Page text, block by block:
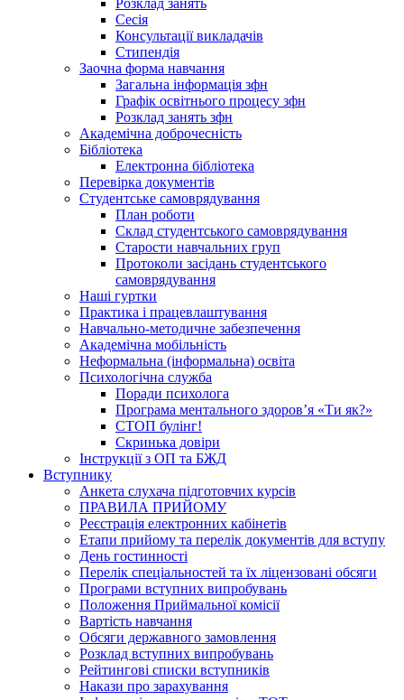
Розклад занять
Сесія
Консультації викладачів
Стипендія
Заочна форма навчання
Загальна інформація зфн
Графік освітнього процесу зфн
Розклад занять зфн
Академічна доброчесність
Бібліотека
Електронна бібліотека
Перевірка документів
Студентське самоврядування
План роботи
Склад студентського самоврядування
Старости навчальних груп
Протоколи засідань студентського
самоврядування
Наші гуртки
Практика і працевлаштування
Навчально-методичне забезпечення
Академічна мобільність
Неформальна (інформальна) освіта
Психологічна служба
Поради психолога
Програма ментального здоров’я «Ти як?»
СТОП булінг!
Скринька довіри
Інструкції з ОП та БЖД
Вступнику
Анкета слухача підготовчих курсів
ПРАВИЛА ПРИЙОМУ
Реєстрація електронних кабінетів
Етапи прийому та перелік документів для вступу
День гостинності
Перелік спеціальностей та їх ліцензовані обсяги
Програми вступних випробувань
Положення Приймальної комісії
Вартість навчання
Обсяги державного замовлення
Розклад вступних випробувань
Рейтингові списки вступників
Накази про зарахування